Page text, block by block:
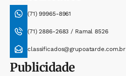
(71) 99965-8961
(71) 2886-2683 / Ramal 8526
classificados@grupoatarde.com.br
Publicidade